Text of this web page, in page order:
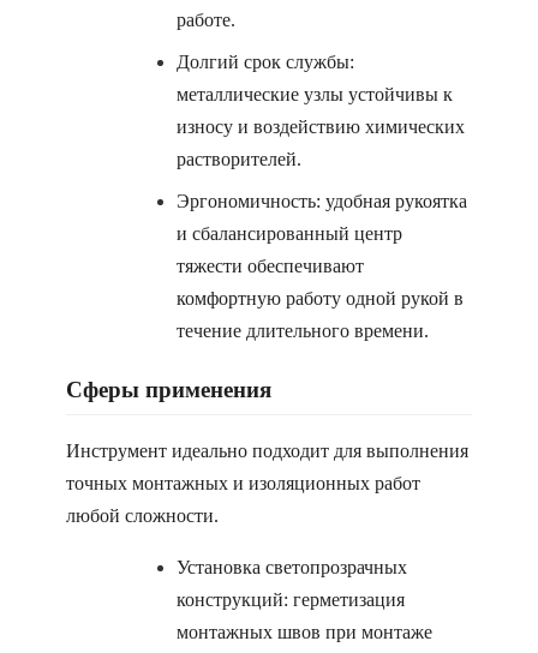
работе.
Долгий срок службы:
металлические узлы устойчивы к
износу и воздействию химических
растворителей.
Эргономичность: удобная рукоятка
и сбалансированный центр
тяжести обеспечивают
комфортную работу одной рукой в
течение длительного времени.
Сферы применения
Инструмент идеально подходит для выполнения
точных монтажных и изоляционных работ
любой сложности.
Установка светопрозрачных
конструкций: герметизация
монтажных швов при монтаже